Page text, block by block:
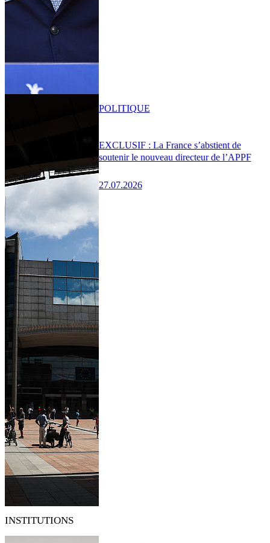
EXCLUSIF : La France s’abstient de
soutenir le nouveau directeur de l’APPF
27.07.2026
POLITIQUE
INSTITUTIONS